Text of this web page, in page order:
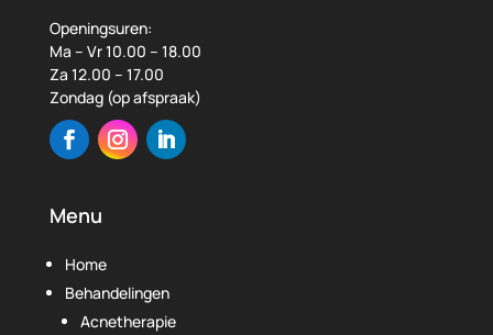
Openingsuren:
Ma – Vr 10.00 – 18.00
Za 12.00 – 17.00
Zondag (op afspraak)
Menu
Home
Behandelingen
Acnetherapie